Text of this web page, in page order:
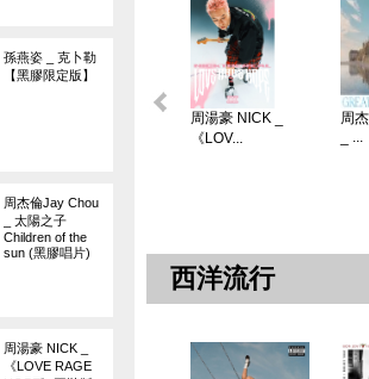
孫燕姿 _ 克卜勒
【黑膠限定版】
周杰倫Jay Chou
_ 太陽之子
Children of the
sun (黑膠唱片)
周湯豪 NICK _
《LOVE RAGE
周湯豪 NICK _
《LOV...
周
_ ...
西洋流行